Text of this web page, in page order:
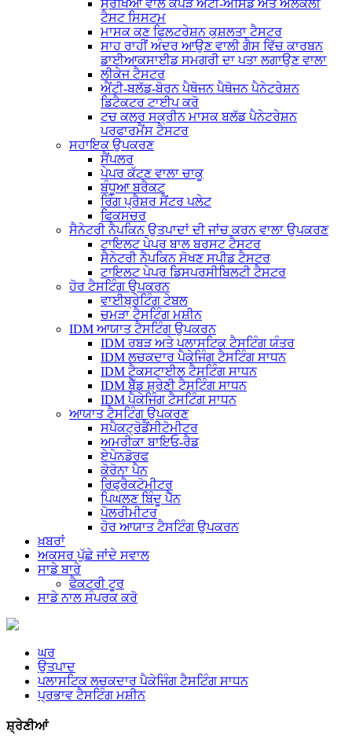
ਸੁਰੱਖਿਆ ਵਾਲੇ ਕੱਪੜੇ ਐਂਟੀ-ਐਸਿਡ ਅਤੇ ਅਲਕਲੀ
ਟੈਸਟ ਸਿਸਟਮ
ਮਾਸਕ ਕਣ ਫਿਲਟਰੇਸ਼ਨ ਕੁਸ਼ਲਤਾ ਟੈਸਟਰ
ਸਾਹ ਰਾਹੀਂ ਅੰਦਰ ਆਉਣ ਵਾਲੀ ਗੈਸ ਵਿੱਚ ਕਾਰਬਨ
ਡਾਈਆਕਸਾਈਡ ਸਮਗਰੀ ਦਾ ਪਤਾ ਲਗਾਉਣ ਵਾਲਾ
ਲੀਕੇਜ ਟੈਸਟਰ
ਐਂਟੀ-ਬਲੱਡ-ਬੋਰਨ ਪੈਥੋਜਨ ਪੈਥੋਜਨ ਪੈਨੇਟਰੇਸ਼ਨ
ਡਿਟੈਕਟਰ ਟਾਈਪ ਕਰੋ
ਟਚ ਕਲਰ ਸਕ੍ਰੀਨ ਮਾਸਕ ਬਲੱਡ ਪੈਨੇਟਰੇਸ਼ਨ
ਪਰਫਾਰਮੈਂਸ ਟੈਸਟਰ
ਸਹਾਇਕ ਉਪਕਰਣ
ਸੈਂਪਲਰ
ਪੇਪਰ ਕੱਟਣ ਵਾਲਾ ਚਾਕੂ
ਬੰਧੂਆ ਬਰੈਕਟ
ਰਿੰਗ ਪ੍ਰੈਸ਼ਰ ਸੈਂਟਰ ਪਲੇਟ
ਫਿਕਸਚਰ
ਸੈਨੇਟਰੀ ਨੈਪਕਿਨ ਉਤਪਾਦਾਂ ਦੀ ਜਾਂਚ ਕਰਨ ਵਾਲਾ ਉਪਕਰਣ
ਟਾਇਲਟ ਪੇਪਰ ਬਾਲ ਬਰਸਟ ਟੈਸਟਰ
ਸੈਨੇਟਰੀ ਨੈਪਕਿਨ ਸੋਖਣ ਸਪੀਡ ਟੈਸਟਰ
ਟਾਇਲਟ ਪੇਪਰ ਡਿਸਪਰਸੀਬਿਲਟੀ ਟੈਸਟਰ
ਹੋਰ ਟੈਸਟਿੰਗ ਉਪਕਰਨ
ਵਾਈਬ੍ਰੇਟਿੰਗ ਟੇਬਲ
ਚਮੜਾ ਟੈਸਟਿੰਗ ਮਸ਼ੀਨ
IDM ਆਯਾਤ ਟੈਸਟਿੰਗ ਉਪਕਰਨ
IDM ਰਬੜ ਅਤੇ ਪਲਾਸਟਿਕ ਟੈਸਟਿੰਗ ਯੰਤਰ
IDM ਲਚਕਦਾਰ ਪੈਕੇਜਿੰਗ ਟੈਸਟਿੰਗ ਸਾਧਨ
IDM ਟੈਕਸਟਾਈਲ ਟੈਸਟਿੰਗ ਸਾਧਨ
IDM ਬੈੱਡ ਸ਼੍ਰੇਣੀ ਟੈਸਟਿੰਗ ਸਾਧਨ
IDM ਪੈਕੇਜਿੰਗ ਟੈਸਟਿੰਗ ਸਾਧਨ
ਆਯਾਤ ਟੈਸਟਿੰਗ ਉਪਕਰਣ
ਸਪੈਕਟ੍ਰੋਡੈਂਸੀਟੋਮੀਟਰ
ਅਮਰੀਕਾ ਬਾਇਓ-ਰੈਡ
ਏਪੇਨਡੋਰਫ
ਕੋਰੋਨਾ ਪੈਨ
ਰਿਫ੍ਰੈਕਟੋਮੀਟਰ
ਪਿਘਲਣ ਬਿੰਦੂ ਪੈੱਨ
ਪੋਲਰੀਮੀਟਰ
ਹੋਰ ਆਯਾਤ ਟੈਸਟਿੰਗ ਉਪਕਰਨ
ਖ਼ਬਰਾਂ
ਅਕਸਰ ਪੁੱਛੇ ਜਾਂਦੇ ਸਵਾਲ
ਸਾਡੇ ਬਾਰੇ
ਫੈਕਟਰੀ ਟੂਰ
ਸਾਡੇ ਨਾਲ ਸੰਪਰਕ ਕਰੋ
ਘਰ
ਉਤਪਾਦ
ਪਲਾਸਟਿਕ ਲਚਕਦਾਰ ਪੈਕੇਜਿੰਗ ਟੈਸਟਿੰਗ ਸਾਧਨ
ਪ੍ਰਭਾਵ ਟੈਸਟਿੰਗ ਮਸ਼ੀਨ
ਸ਼੍ਰੇਣੀਆਂ